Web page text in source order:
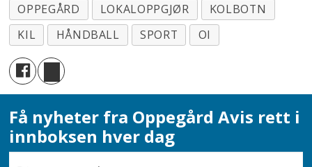
OPPEGÅRD LOKALOPPGJØR
KOLBOTN
KIL
HÅNDBALL SPORT OI
Få nyheter fra Oppegård Avis rett i
innboksen hver dag